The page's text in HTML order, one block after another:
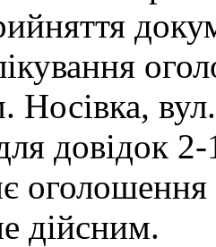
Носівка,
довідок
дійсним.